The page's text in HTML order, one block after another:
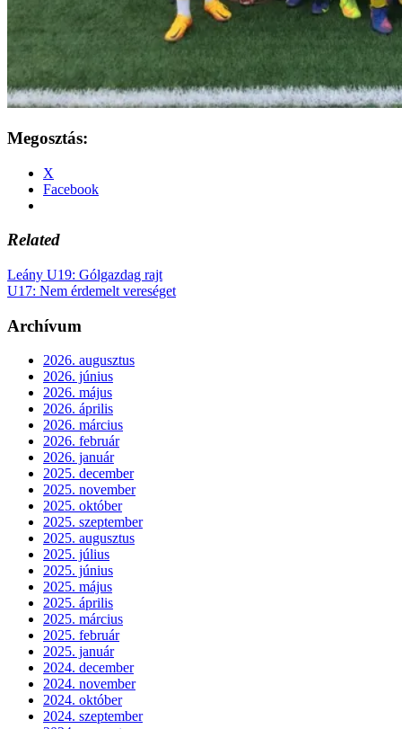
Megosztás:
X
Facebook
Related
Leány U19: Gólgazdag rajt
U17: Nem érdemelt vereséget
Archívum
2026. augusztus
2026. június
2026. május
2026. április
2026. március
2026. február
2026. január
2025. december
2025. november
2025. október
2025. szeptember
2025. augusztus
2025. július
2025. június
2025. május
2025. április
2025. március
2025. február
2025. január
2024. december
2024. november
2024. október
2024. szeptember